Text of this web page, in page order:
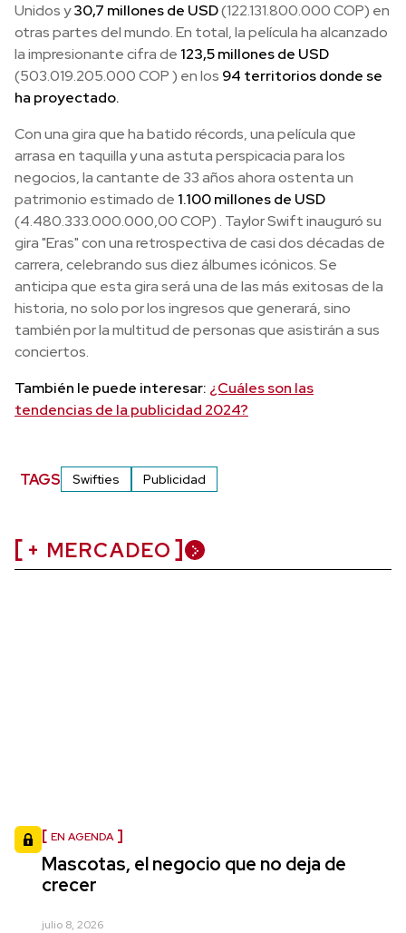
Unidos y30,7 millones de USD(122.131.800.000 COP) en
otras partes del mundo. En total, la película ha alcanzado
la impresionante cifra de 123,5 millones de USD
(503.019.205.000 COP ) en los 94 territorios donde se
ha proyectado.
Con una gira que ha batido récords, una película que
arrasa en taquilla y una astuta perspicacia para los
negocios, la cantante de 33 años ahora ostenta un
patrimonio estimado de 1.100 millones de USD
(4.480.333.000.000,00 COP) . Taylor Swift inauguró su
gira "Eras" con una retrospectiva de casi dos décadas de
carrera, celebrando sus diez álbumes icónicos. Se
anticipa que esta gira será una de las más exitosas de la
historia, no solo por los ingresos que generará, sino
también por la multitud de personas que asistirán a sus
conciertos.
También le puede interesar: ¿Cuáles son las
tendencias de la publicidad 2024?
TAGS Swifties Publicidad
+ MERCADEO
EN AGENDA
Mascotas, el negocio que no deja de
crecer
julio 8, 2026